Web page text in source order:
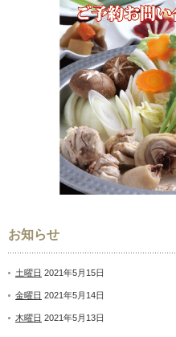
お知らせ
土曜日 2021年5月15日
金曜日 2021年5月14日
木曜日 2021年5月13日